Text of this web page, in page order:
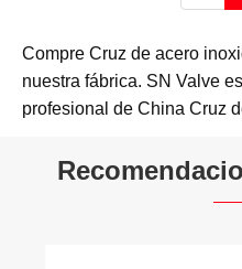
Compre Cruz de acero
nuestra fábrica. SN Valve
profesional de China Cruz